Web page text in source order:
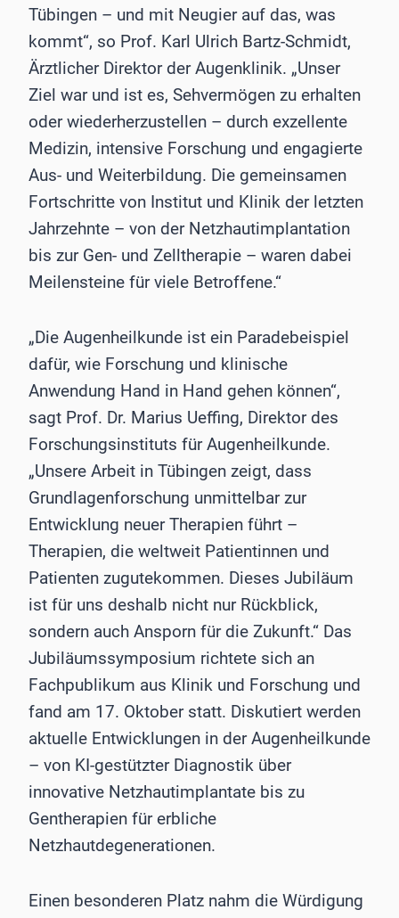
Tübingen – und mit Neugier auf das, was
kommt“, so Prof. Karl Ulrich Bartz-Schmidt,
Ärztlicher Direktor der Augenklinik. „Unser
Ziel war und ist es, Sehvermögen zu erhalten
oder wiederherzustellen – durch exzellente
Medizin, intensive Forschung und engagierte
Aus- und Weiterbildung. Die gemeinsamen
Fortschritte von Institut und Klinik der letzten
Jahrzehnte – von der Netzhautimplantation
bis zur Gen- und Zelltherapie – waren dabei
Meilensteine für viele Betroffene.“
„Die Augenheilkunde ist ein Paradebeispiel
dafür, wie Forschung und klinische
Anwendung Hand in Hand gehen können“,
sagt Prof. Dr. Marius Ueffing, Direktor des
Forschungsinstituts für Augenheilkunde.
„Unsere Arbeit in Tübingen zeigt, dass
Grundlagenforschung unmittelbar zur
Entwicklung neuer Therapien führt –
Therapien, die weltweit Patientinnen und
Patienten zugutekommen. Dieses Jubiläum
ist für uns deshalb nicht nur Rückblick,
sondern auch Ansporn für die Zukunft.“ Das
Jubiläumssymposium richtete sich an
Fachpublikum aus Klinik und Forschung und
fand am 17. Oktober statt. Diskutiert werden
aktuelle Entwicklungen in der Augenheilkunde
– von KI-gestützter Diagnostik über
innovative Netzhautimplantate bis zu
Gentherapien für erbliche
Netzhautdegenerationen.
Einen besonderen Platz nahm die Würdigung